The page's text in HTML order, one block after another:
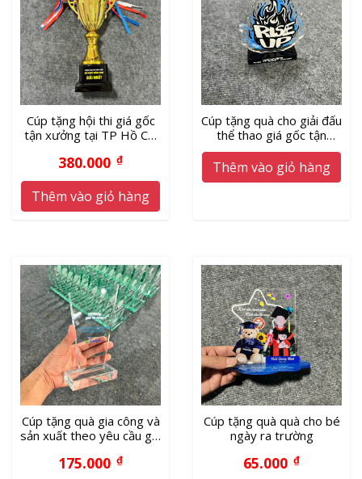
Cúp tặng hội thi giá gốc
tận xưởng tại TP Hồ Chí
380.000 ₫
Thêm vào giỏ hàng
Cúp tặng quà cho giải đấu
thể thao giá gốc tận
xưởng
Thêm vào giỏ hàng
Cúp tặng quà gia công và
sản xuất theo yêu cầu giá
175.000 ₫
Cúp tặng quà quà cho bé
ngày ra trường
65.000 ₫